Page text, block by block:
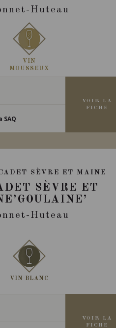
Huteau
VIN
MOUSSEUX
SAQ
VOIR LA
FICHE
SÈVRE ET MAINE
SÈVRE ET
Huteau
VIN BLANC
VOIR LA
FICHE